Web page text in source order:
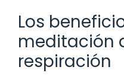
Los
meditación
respiración